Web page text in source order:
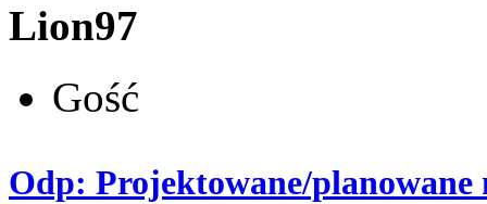
Lion97
Gość
Odp: Projektowane/